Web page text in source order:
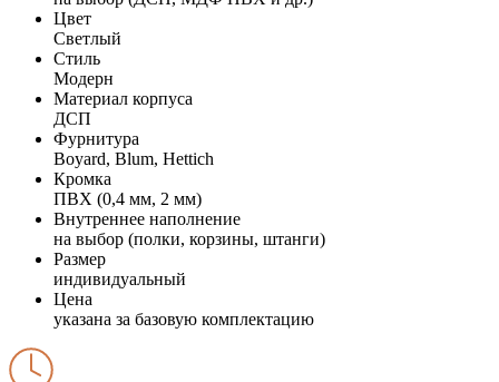
Цвет
Светлый
Стиль
Модерн
Материал корпуса
ДСП
Фурнитура
Boyard, Blum, Hettich
Кромка
ПВХ (0,4 мм, 2 мм)
Внутреннее наполнение
на выбор (полки, корзины, штанги)
Размер
индивидуальный
Цена
указана за базовую комплектацию